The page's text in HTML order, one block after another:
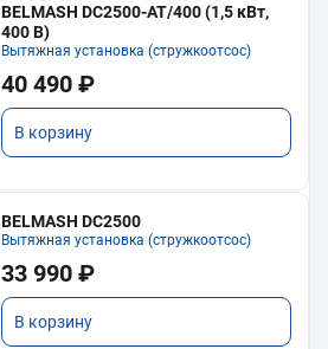
BELMASH DC2500-AT/400 (1,5 кВт,
400 В)
Вытяжная установка (стружкоотсос)
40 490 ₽
В корзину
BELMASH DC2500
Вытяжная установка (стружкоотсос)
33 990 ₽
В корзину